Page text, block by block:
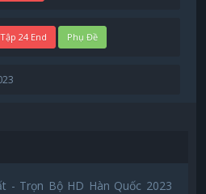
Tập 24 End Phụ Đề
- Trọn Bộ HD Hàn Quốc 2023